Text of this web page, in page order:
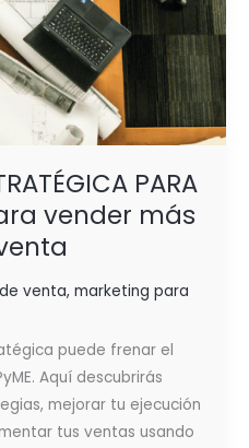
PARA
vender más
venta, marketing para
puede frenar el
Aquí descubrirás
mejorar tu ejecución
tus ventas usando